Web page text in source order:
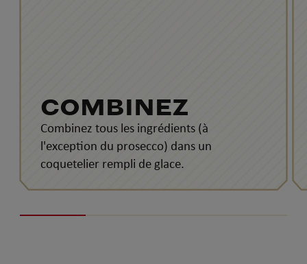
COMBINEZ
Combinez tous les ingrédients (à
l'exception du prosecco) dans un
coquetelier rempli de glace.